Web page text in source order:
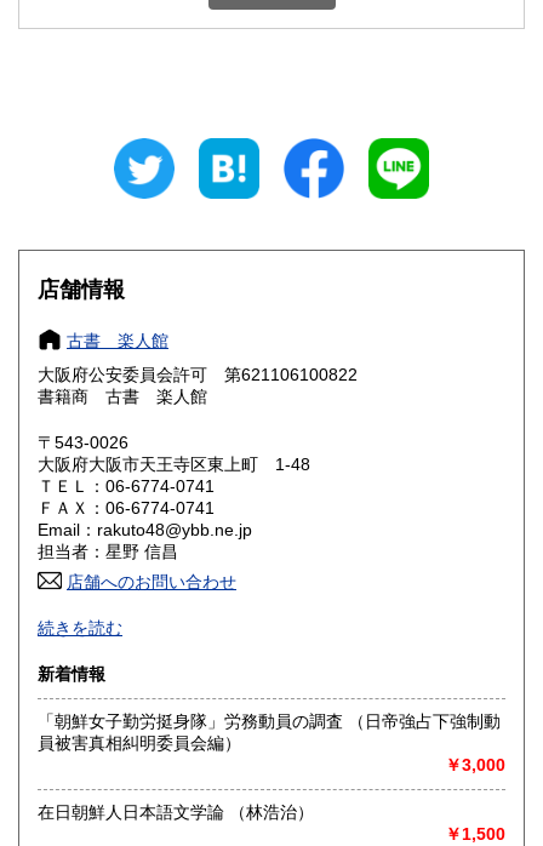
600円 三重県
大阪府
奈良県
鳥取県 600円 島根県
岡山県
山口県 600円
香川県 600円
高知県 600円
佐賀県
熊本県 600円 大分県 600円
宮崎県 600円
沖縄県 1,500円
店舗情報
古書 楽人館
大阪府公安委員会許可 第621106100822
書籍商 古書 楽人館
〒543-0026
大阪府大阪市天王寺区東上町 1-48
ＴＥＬ：06-6774-0741
ＦＡＸ：06-6774-0741
Email：rakuto48@ybb.ne.jp
担当者：星野 信昌
店舗へのお問い合わせ
朝鮮・中国の戦前資料を中心に学術書から一般書まで多数
漢方・鍼灸書,易学、囲碁・将棋本、美術書も多数陳列
沿線名：JR/近鉄/地下鉄
最寄駅：鶴橋駅(南へ3分) JRガード下
営業時間：PM1〜PM7 【年末年始休業期間】 2025年12
月30日(火)～ 2026年1月4日(日) 【営業再開日】 2026年1月5
日(月)より、通常営業いたします。 休業期間中も、「日本の
古本屋」他メールでのご注文は受け付けております。
定休日：定休日 毎週水曜日休みます。
続きを読む
新着情報
「朝鮮女子勤労挺身隊」労務動員の調査 （日帝強占下強制動
員被害真相糾明委員会編）
￥3,000
在日朝鮮人日本語文学論 （林浩治）
￥1,500